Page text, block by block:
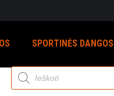
SPORTINĖS DANGOS
Products
search